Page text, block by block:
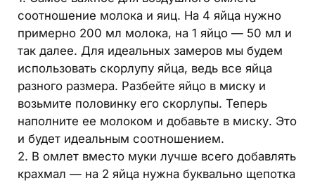
соотношение молока и яиц. На 4 яйца нужно
примерно 200 мл молока, на 1 яйцо — 50 мл и
так далее. Для идеальных замеров мы будем
использовать скорлупу яйца, ведь все яйца
разного размера. Разбейте яйцо в миску и
возьмите половинку его скорлупы. Теперь
наполните ее молоком и добавьте в миску. Это
и будет идеальным соотношением.
2. В омлет вместо муки лучше всего добавлять
крахмал — на 2 яйца нужна буквально щепотка